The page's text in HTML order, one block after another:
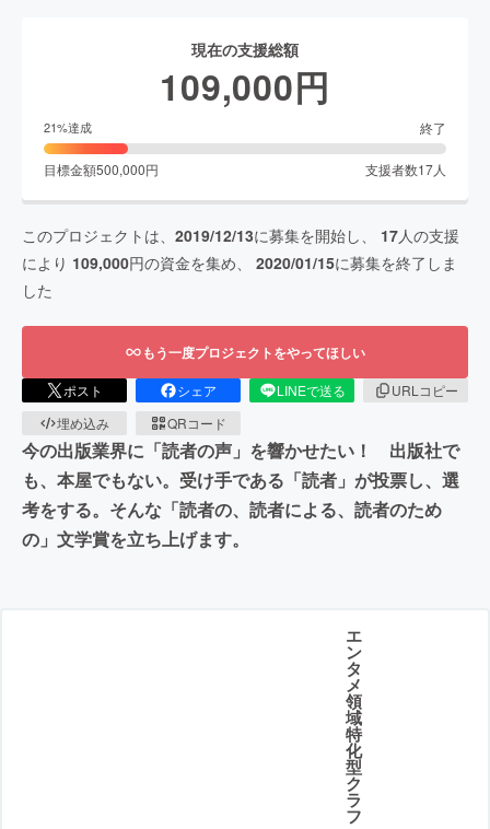
現在の支援総額
109,000円
21%達成 終了
目標金額500,000円 支援者数17人
このプロジェクトは、 2019/12/13に募集を開始し、 17人の支援
により 109,000円の資金を集め、 2020/01/15に募集を終了しま
した
もう一度プロジェクトをやってほしい
ポスト シェア LINEで送る
URLコピー
埋め込み
QRコード
今の出版業界に「読者の声」を響かせたい！ 出版社で
も、本屋でもない。受け手である「読者」が投票し、選
考をする。そんな「読者の、読者による、読者のため
の」文学賞を立ち上げます。
エ
ン
タ
メ
領
域
特
化
型
ク
ラ
フ